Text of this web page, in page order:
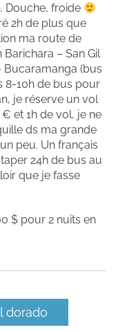
Douche, froide
2h de plus que
ma route de
– San Gil
Bucaramanga (bus
8-10h de bus pour
je réserve un vol
et 1h de vol, je ne
ds ma grande
peu. Un français
24h de bus au
que je fasse
$ pour 2 nuits en
dorado